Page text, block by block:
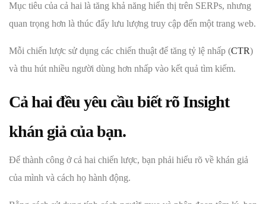
Mục tiêu của cả hai là tăng khả năng hiển thị trên SERPs, nhưng
quan trọng hơn là thúc đẩy lưu lượng truy cập đến một trang web.
Mỗi chiến lược sử dụng các chiến thuật để tăng tỷ lệ nhấp (CTR)
và thu hút nhiều người dùng hơn nhấp vào kết quả tìm kiếm.
Cả hai đều yêu cầu biết rõ Insight
khán giả của bạn.
Để thành công ở cả hai chiến lược, bạn phải hiểu rõ về khán giả
của mình và cách họ hành động.